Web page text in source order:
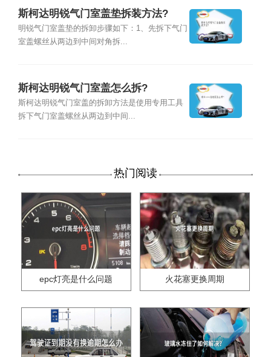
斯柯达明锐气门室盖垫拆装方法?
明锐气门室盖垫的拆卸步骤如下：1、先拆下气门
室盖螺丝从两边到中间对角拆...
斯柯达明锐气门室盖怎么拆?
斯柯达明锐气门室盖的拆卸方法是使用专用工具
拆下气门室盖螺丝从两边到中间...
热门阅读
epc灯亮是什么问题 火花塞更换周期